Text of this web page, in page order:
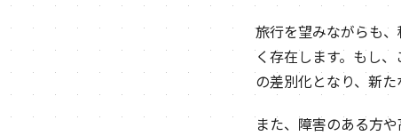
旅行を望みながらも
く存在します。もし
の差別化となり、新た
また、障害のある方